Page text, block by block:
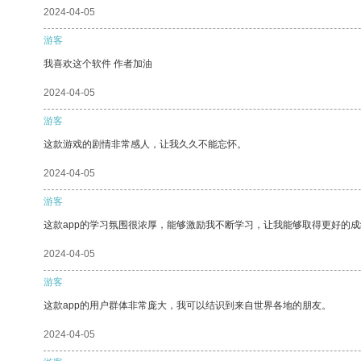
2024-04-05
游客
我喜欢这个软件 作者加油
2024-04-05
游客
这款游戏的剧情非常感人，让我久久不能忘怀。
2024-04-05
游客
这款app的学习氛围很浓厚，能够激励我不断学习，让我能够取得更好的
2024-04-05
游客
这款app的用户群体非常庞大，我可以结识到来自世界各地的朋友。
2024-04-05